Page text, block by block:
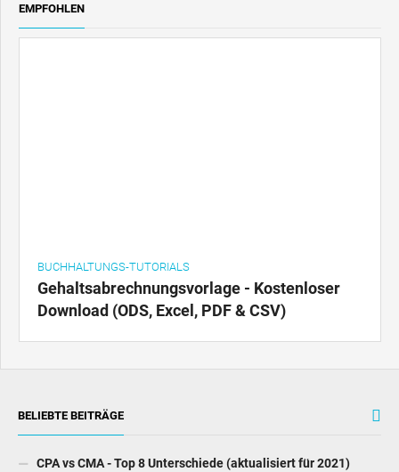
EMPFOHLEN
BUCHHALTUNGS-TUTORIALS
Gehaltsabrechnungsvorlage - Kostenloser
Download (ODS, Excel, PDF & CSV)
BELIEBTE BEITRÄGE
CPA vs CMA - Top 8 Unterschiede (aktualisiert für 2021)